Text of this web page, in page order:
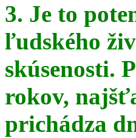
3. Je to
ľudského
skúsenosti.
rokov,
prichádza